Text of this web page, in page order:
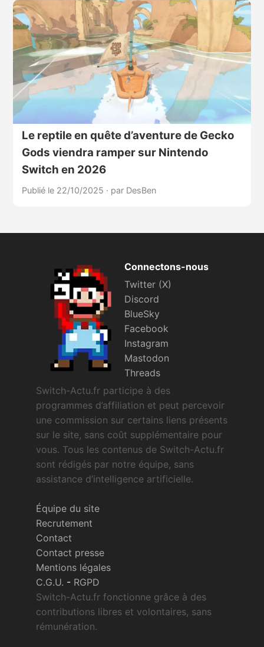
Le reptile en quête d’aventure de Gecko
Gods viendra ramper sur Nintendo
Switch en 2026
Publié le 22/10/2025 · par DesBen
Connectons-nous
Twitter (X)
Discord
BlueSky
Facebook
Instagram
Mastodon
Threads
Switch-Actu.fr participe à des
programmes d’affiliation et peut percevoir
une commission sur certains liens présents
sur le site, sans coût supplémentaire pour
vous. Tous les contenus de Switch-Actu.fr
sont rédigés par notre équipe, sans
assistance d’intelligence artificielle.
Équipe du site
Recrutement
Contact
Contact presse
Mentions légales
C.G.U. - RGPD
Switch-Actu.fr fonctionne grâce à des
contributions libres et volontaires, sans
rémunération.